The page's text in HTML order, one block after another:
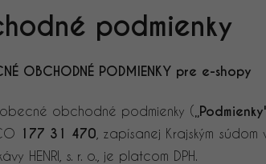
podmienky
OBCHODNÉ PODMIENKY pre e-shopy
obchodné podmienky (
177 31 470 , zapísanej Krajským
HENRI, s. r. o., je platcom DPH.